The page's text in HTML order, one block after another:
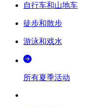
自行车和山地车
徒步和散步
游泳和戏水
所有夏季活动